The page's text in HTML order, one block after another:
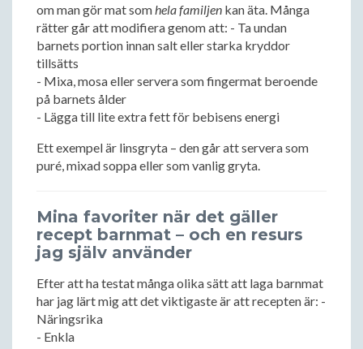
om man gör mat somhela familjen kan äta. Många
rätter går att modifiera genom att: - Ta undan
barnets portion innan salt eller starka kryddor
tillsätts
- Mixa, mosa eller servera som fingermat beroende
på barnets ålder
- Lägga till lite extra fett för bebisens energi
Ett exempel är linsgryta – den går att servera som
puré, mixad soppa eller som vanlig gryta.
Mina favoriter när det gäller
recept barnmat – och en resurs
jag själv använder
Efter att ha testat många olika sätt att laga barnmat
har jag lärt mig att det viktigaste är att recepten är: -
Näringsrika
- Enkla